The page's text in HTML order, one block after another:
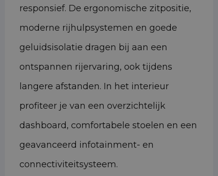
responsief. De ergonomische zitpositie,
moderne rijhulpsystemen en goede
geluidsisolatie dragen bij aan een
ontspannen rijervaring, ook tijdens
langere afstanden. In het interieur
profiteer je van een overzichtelijk
dashboard, comfortabele stoelen en een
geavanceerd infotainment- en
connectiviteitsysteem.